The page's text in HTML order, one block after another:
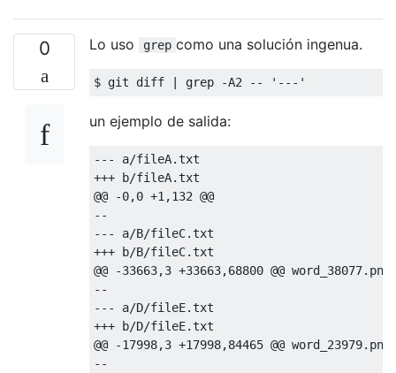
0 Lo uso grep como una solución ingenua.
un ejemplo de salida:
--- a/fileA.txt
+++ b/fileA.txt
@@ -0,0 +1,132 @@
--
--- a/B/fileC.txt
+++ b/B/fileC.txt
@@ -33663,3 +33663,68800 @@
--
--- a/D/fileE.txt
+++ b/D/fileE.txt
@@ -17998,3 +17998,84465 @@
--